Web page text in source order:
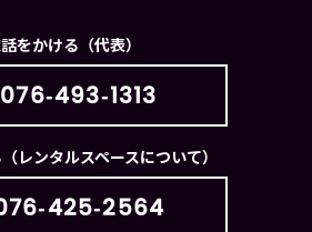
をかける（代表）
076-493-1313
レンタルスペースについて）
425-2564